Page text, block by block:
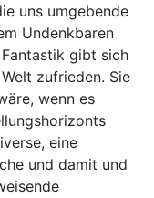
uns umgebende
Undenkbaren
gibt sich
zufrieden. Sie
wenn es
eine
und damit und